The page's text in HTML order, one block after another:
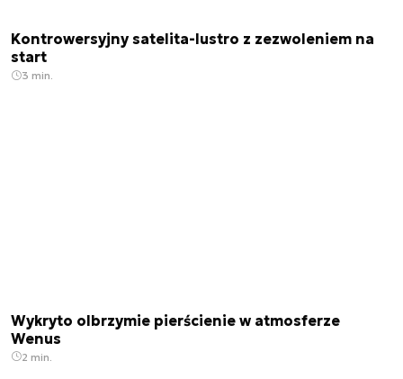
Kontrowersyjny satelita-lustro z zezwoleniem na
start
3 min.
Wykryto olbrzymie pierścienie w atmosferze
Wenus
2 min.